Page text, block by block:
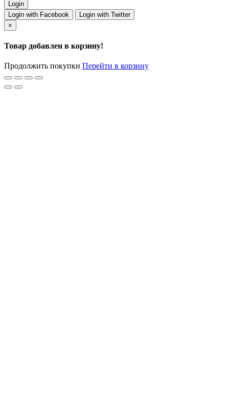
Login with Facebook
Login with Twitter
×
Товар добавлен в корзину!
Продолжить покупки Перейти в корзину